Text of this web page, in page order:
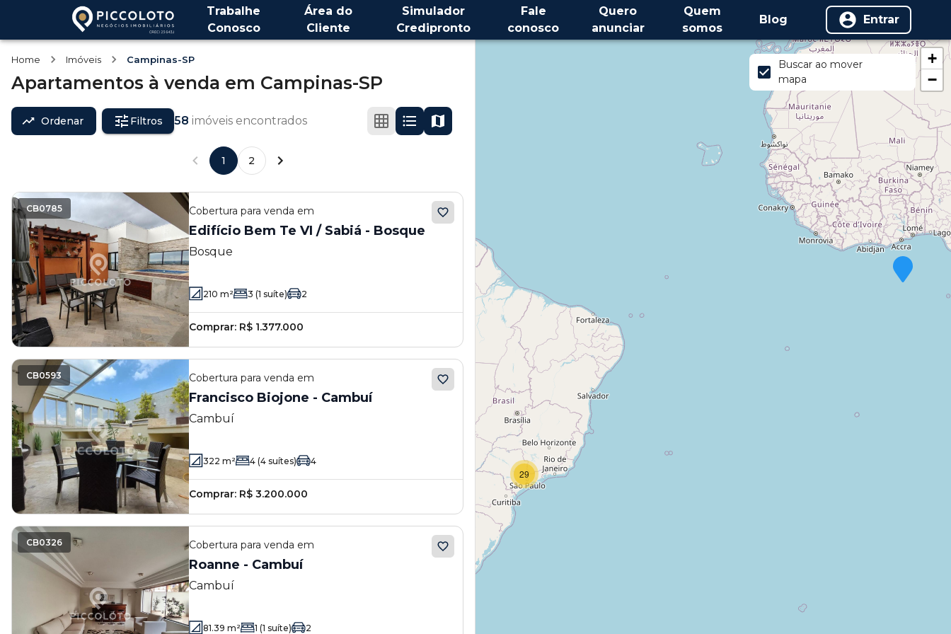
Trabalhe
Conosco
Área do
Cliente
Simulador
Credipronto
Fale
conosco
Quero
anunciar
Quem
somos
Blog Entrar
Home Imóveis Campinas-SP
Apartamentos à venda em Campinas-SP
Ordenar Filtros 58 imóveis encontrados
1 2
CB0785 Cobertura para venda em
Edifício Bem Te VI / Sabiá - Bosque
Bosque
210 m² 3 (1 suíte) 2
Comprar: R$ 1.377.000
CB0593 Cobertura para venda em
Francisco Biojone - Cambuí
Cambuí
322 m² 4 (4 suítes) 4
Comprar: R$ 3.200.000
CB0326 Cobertura para venda em
Roanne - Cambuí
Cambuí
81.39 m² 1 (1 suíte) 2
29
+
−
Buscar ao mover
mapa